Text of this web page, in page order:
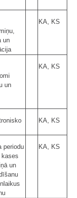
un
KA, KS
un
KA, KS
KA, KS
periodu
un
KA, KS